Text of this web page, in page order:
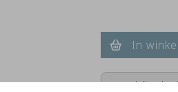
In
Verschillende